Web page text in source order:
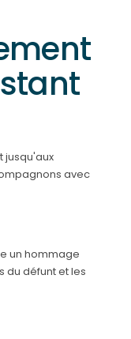
jusqu'aux
avec
un hommage
du défunt et les